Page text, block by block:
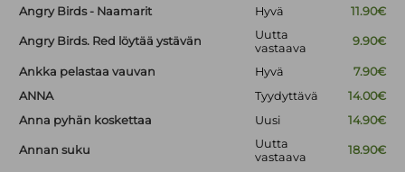
Angry Birds - Naamarit Hyvä 11.90€
Angry Birds. Red löytää ystävän
Uutta
vastaava
9.90€
Ankka pelastaa vauvan Hyvä
7.90€
ANNA
Tyydyttävä
14.00€
Anna pyhän koskettaa
Uusi 14.90€
Annan suku
Uutta
vastaava
18.90€